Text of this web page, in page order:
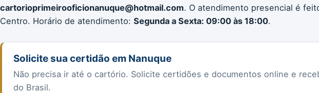
cartorioprimeirooficionanuque@hotmail.com. O atendimento presencial é
Centro. Horário de atendimento: Segunda a Sexta: 09:00 às 18:00.
Solicite sua certidão em Nanuque
Não precisa ir até o cartório. Solicite certidões e documentos online e
do Brasil.